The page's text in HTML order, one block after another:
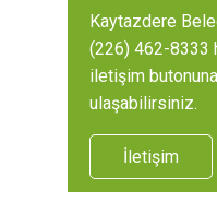
Kaytazdere
(226) 462-8333
iletişim
ulaşabilirsiniz.
İletişim